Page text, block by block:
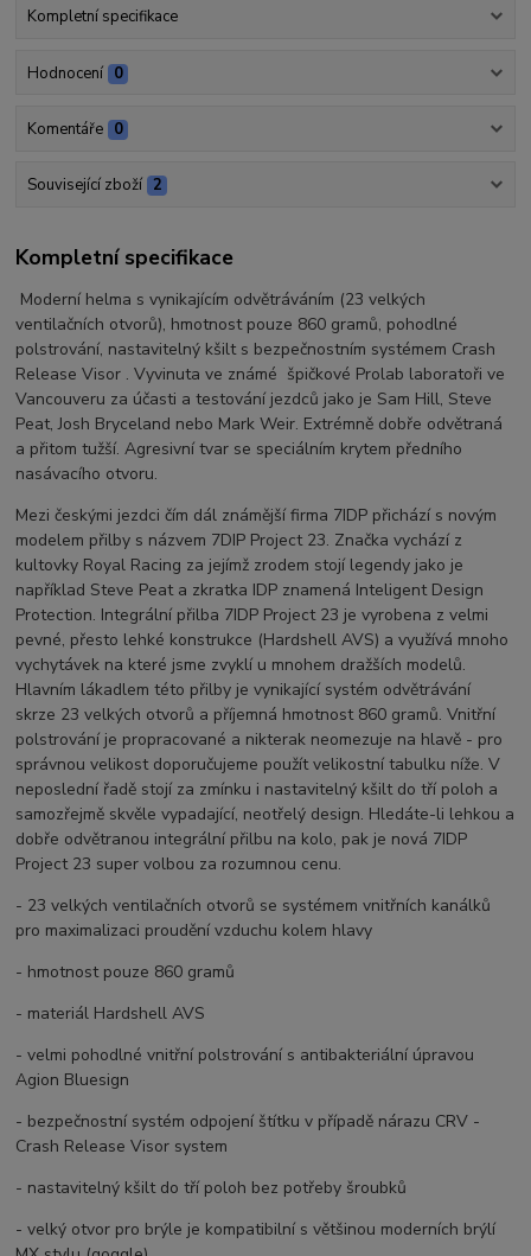
Kompletní specifikace
Hodnocení 0
Komentáře 0
Související zboží 2
Kompletní specifikace
Moderní helma s vynikajícím odvětráváním (23 velkých
ventilačních otvorů), hmotnost pouze 860 gramů, pohodlné
polstrování, nastavitelný kšilt s bezpečnostním systémem Crash
Release Visor . Vyvinuta ve známé špičkové Prolab laboratoři ve
Vancouveru za účasti a testování jezdců jako je Sam Hill, Steve
Peat, Josh Bryceland nebo Mark Weir. Extrémně dobře odvětraná
a přitom tužší. Agresivní tvar se speciálním krytem předního
nasávacího otvoru.
Mezi českými jezdci čím dál známější firma 7IDP přichází s novým
modelem přilby s názvem 7DIP Project 23. Značka vychází z
kultovky Royal Racing za jejímž zrodem stojí legendy jako je
například Steve Peat a zkratka IDP znamená Inteligent Design
Protection. Integrální přilba 7IDP Project 23 je vyrobena z velmi
pevné, přesto lehké konstrukce (Hardshell AVS) a využívá mnoho
vychytávek na které jsme zvyklí u mnohem dražších modelů.
Hlavním lákadlem této přilby je vynikající systém odvětrávání
skrze 23 velkých otvorů a příjemná hmotnost 860 gramů. Vnitřní
polstrování je propracované a nikterak neomezuje na hlavě - pro
správnou velikost doporučujeme použít velikostní tabulku níže. V
neposlední řadě stojí za zmínku i nastavitelný kšilt do tří poloh a
samozřejmě skvěle vypadající, neotřelý design. Hledáte-li lehkou a
dobře odvětranou integrální přilbu na kolo, pak je nová 7IDP
Project 23 super volbou za rozumnou cenu.
- 23 velkých ventilačních otvorů se systémem vnitřních kanálků
pro maximalizaci proudění vzduchu kolem hlavy
- hmotnost pouze 860 gramů
- materiál Hardshell AVS
- velmi pohodlné vnitřní polstrování s antibakteriální úpravou
Agion Bluesign
- bezpečnostní systém odpojení štítku v případě nárazu CRV -
Crash Release Visor system
- nastavitelný kšilt do tří poloh bez potřeby šroubků
- velký otvor pro brýle je kompatibilní s většinou moderních brýlí